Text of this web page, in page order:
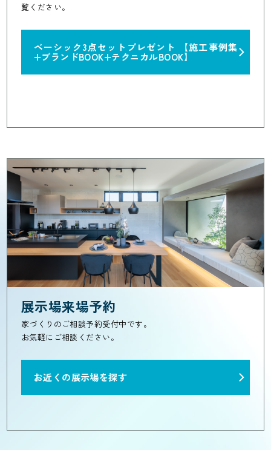
覧ください。
ベーシック3点セットプレゼント 【施工事例集
+ブランドBOOK+テクニカルBOOK】
展示場来場予約
家づくりのご相談予約受付中です。
お気軽にご相談ください。
お近くの展示場を探す